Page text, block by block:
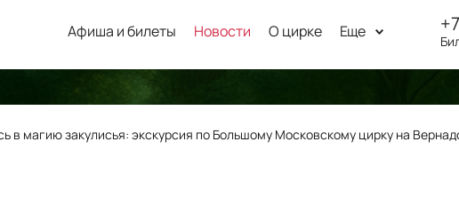
Афиша и билеты Новости О цирке Еще
в магию закулисья: экскурсия по Большому Московскому цирку на